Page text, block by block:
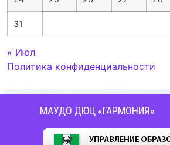
31
« Июл
Политика конфиденциальности
МАУДО ДЮЦ «ГАРМОНИЯ»